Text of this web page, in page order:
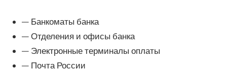
— Банкоматы банка
— Отделения и офисы банка
— Электронные терминалы оплаты
— Почта России